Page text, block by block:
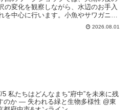
の変化を観察しながら、水辺のお手入
を中心に行います。小魚やサワガニ
は、浅瀬で、水の流れが緩やかな場所に
好んでやってきます。生き物たちの生息
2026.08.01
5 私たちはどんなまち“府中”を未来に残
のか ― 失われる緑と生物多様性 @東